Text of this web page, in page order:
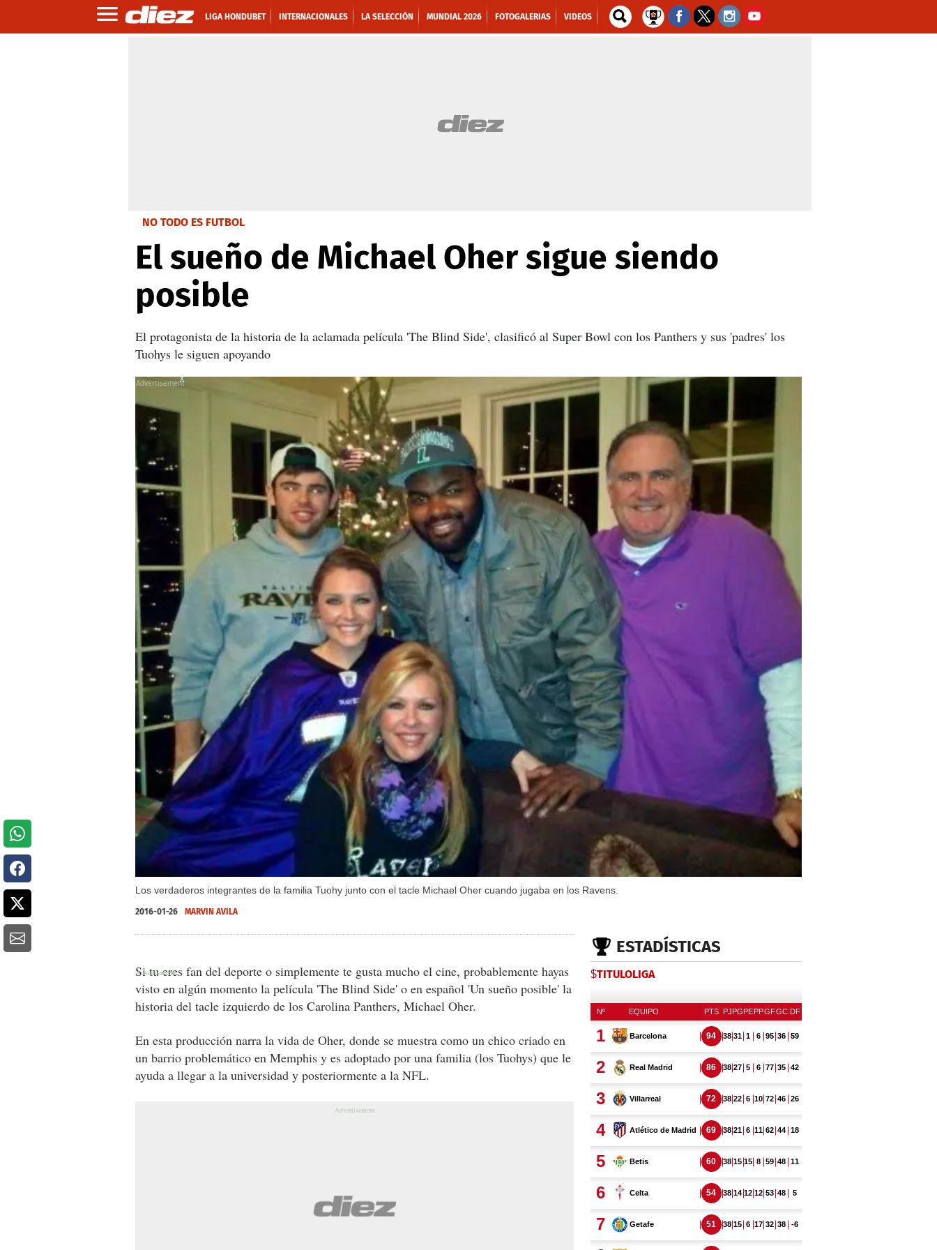
LIGA HONDUBET INTERNACIONALES LA SELECCIÓN MUNDIAL 2026 FOTOGALERIAS VIDEOS
NO TODO ES FUTBOL
El sueño de Michael Oher sigue siendo
posible
El protagonista de la historia de la aclamada película 'The Blind Side', clasificó al Super Bowl con los Panthers y sus 'padres' los
Tuohys le siguen apoyando
Los verdaderos integrantes de la familia Tuohy junto con el tacle Michael Oher cuando jugaba en los Ravens.
X
X
X
2016-01-26 MARVIN AVILA
Si tu eres fan del deporte o simplemente te gusta mucho el cine, probablemente hayas
visto en algún momento la película 'The Blind Side' o en español 'Un sueño posible' la
historia del tacle izquierdo de los Carolina Panthers, Michael Oher.
En esta producción narra la vida de Oher, donde se muestra como un chico criado en
un barrio problemático en Memphis y es adoptado por una familia (los Tuohys) que le
ayuda a llegar a la universidad y posteriormente a la NFL.
ESTADÍSTICAS
$TITULOLIGA